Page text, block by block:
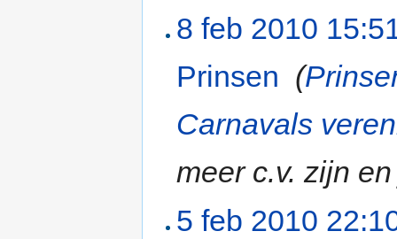
8 feb 2010
Prinsen (
Carnavals
meer c.v. zijn
5 feb 2010